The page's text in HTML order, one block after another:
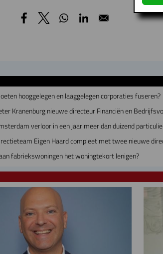
hooggelegen en laaggelegen corporaties fuseren?
Kranenburg nieuwe directeur Financiën en
verloor in een jaar meer dan duizend
Eigen Haard compleet met twee nieuwe
fabriekswoningen het woningtekort lenigen?